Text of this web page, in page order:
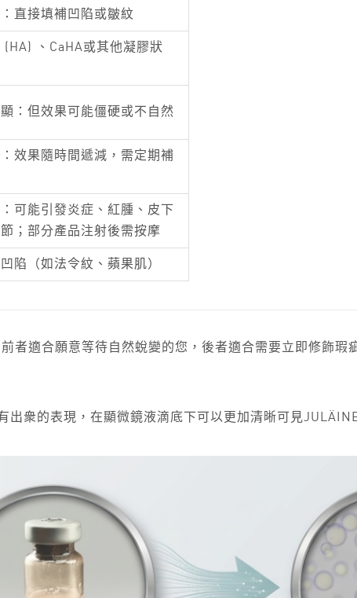
直接填補凹陷或皺紋
(HA) 、CaHA或其他凝膠狀
：但效果可能僵硬或不自然
效果隨時間遞減，需定期補
可能引發炎症、紅腫、皮下
；部分產品注射後需按摩
陷（如法令紋、蘋果肌）
適合願意等待自然蛻變的您，後者適合需要立即修飾瑕
衆的表現，在顯微鏡液滴底下可以更加清晰可見